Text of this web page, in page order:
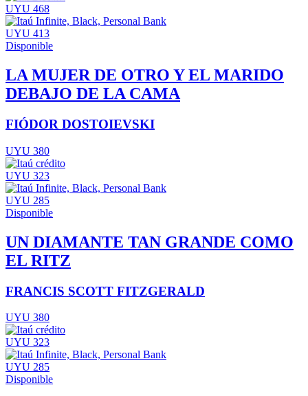
UYU 468
UYU 413
Disponible
LA MUJER DE OTRO Y EL MARIDO
DEBAJO DE LA CAMA
FIÓDOR DOSTOIEVSKI
UYU 380
UYU 323
UYU 285
Disponible
UN DIAMANTE TAN GRANDE COMO
EL RITZ
FRANCIS SCOTT FITZGERALD
UYU 380
UYU 323
UYU 285
Disponible